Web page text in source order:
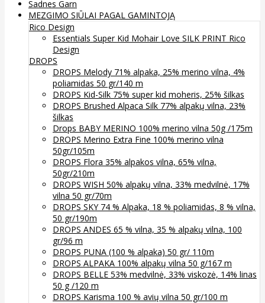
Sadnes Garn
MEZGIMO SIŪLAI PAGAL GAMINTOJĄ
Rico Design
Essentials Super Kid Mohair Love SILK PRINT Rico
Design
DROPS
DROPS Melody 71% alpaka, 25% merino vilna, 4%
poliamidas 50 gr/140 m
DROPS Kid-Silk 75% super kid moheris, 25% šilkas
DROPS Brushed Alpaca Silk 77% alpakų vilna, 23%
šilkas
Drops BABY MERINO 100% merino vilna 50g /175m
DROPS Merino Extra Fine 100% merino vilna
50gr/105m
DROPS Flora 35% alpakos vilna, 65% vilna,
50gr/210m
DROPS WISH 50% alpakų vilna, 33% medvilnė, 17%
vilna 50 gr/70m
DROPS SKY 74 % Alpaka, 18 % poliamidas, 8 % vilna,
50 gr/190m
DROPS ANDES 65 % vilna, 35 % alpakų vilna, 100
gr/96 m
DROPS PUNA (100 % alpaka) 50 gr/ 110m
DROPS ALPAKA 100% alpakų vilna 50 g/167 m
DROPS BELLE 53% medvilnė, 33% viskozė, 14% linas
50 g /120 m
DROPS Karisma 100 % avių vilna 50 gr/100 m